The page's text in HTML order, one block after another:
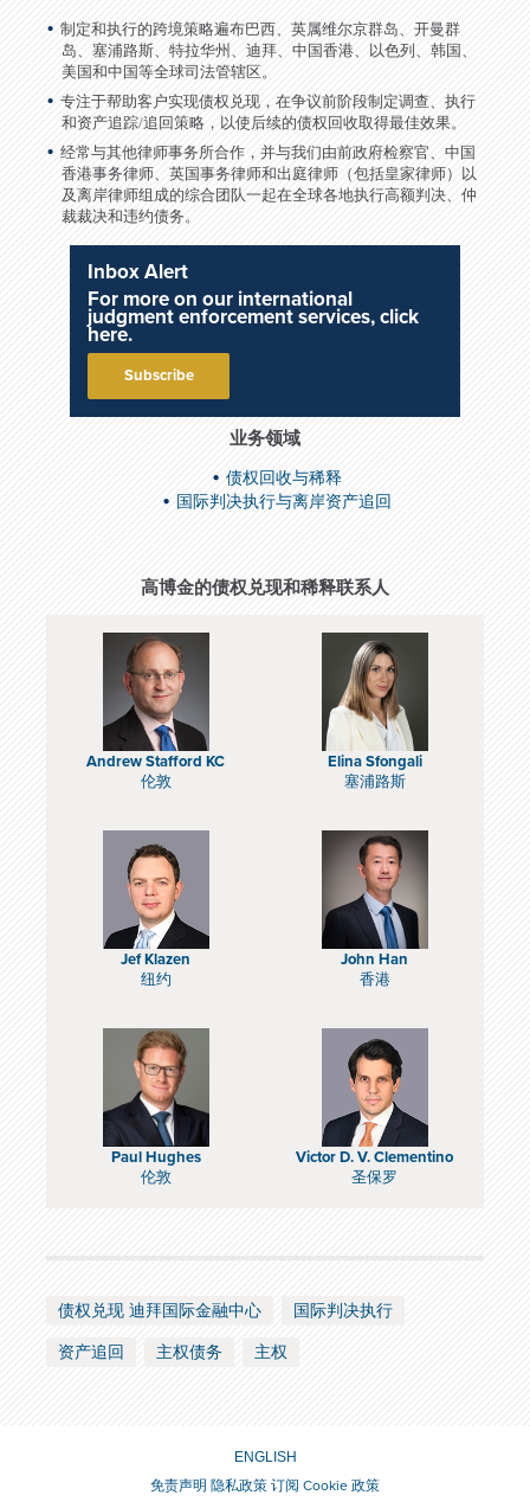
制定和执行的跨境策略遍布巴西、英属维尔京群岛、开曼群
岛、塞浦路斯、特拉华州、迪拜、中国香港、以色列、韩国、
美国和中国等全球司法管辖区。
专注于帮助客户实现债权兑现，在争议前阶段制定调查、执行
和资产追踪/追回策略，以使后续的债权回收取得最佳效果。
经常与其他律师事务所合作，并与我们由前政府检察官、中国
香港事务律师、英国事务律师和出庭律师（包括皇家律师）以
及离岸律师组成的综合团队一起在全球各地执行高额判决、仲
裁裁决和违约债务。
Inbox Alert
For more on our international
judgment enforcement services, click
here.
Subscribe
业务领域
债权回收与稀释
国际判决执行与离岸资产追回
高博金的债权兑现和稀释联系人
Andrew Stafford KC
伦敦
Elina Sfongali
塞浦路斯
Jef Klazen
纽约
John Han
香港
Paul Hughes
伦敦
Victor D. V. Clementino
圣保罗
债权兑现 迪拜国际金融中心 国际判决执行
资产追回 主权债务 主权
ENGLISH
免责声明 隐私政策 订阅 Cookie 政策